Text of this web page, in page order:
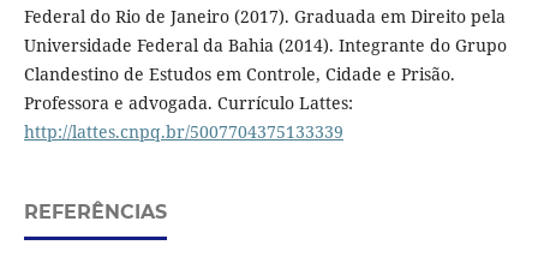
Federal do Rio de Janeiro (2017). Graduada em Direito pela
Universidade Federal da Bahia (2014). Integrante do Grupo
Clandestino de Estudos em Controle, Cidade e Prisão.
Professora e advogada. Currículo Lattes:
http://lattes.cnpq.br/5007704375133339
REFERÊNCIAS